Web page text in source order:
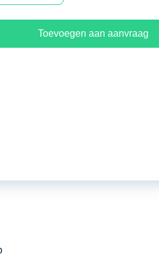
Toevoegen aan aanvraag